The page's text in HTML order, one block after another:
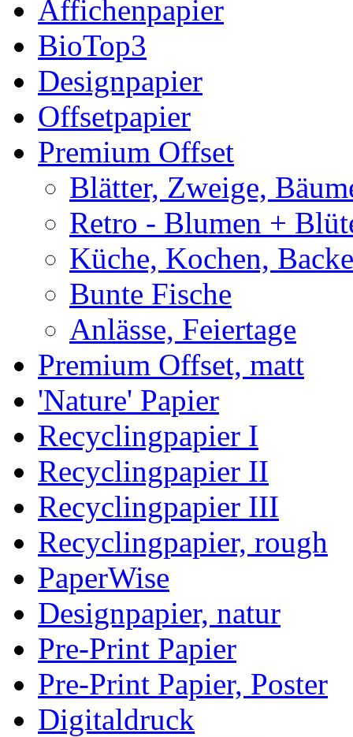
Affichenpapier
BioTop3
Designpapier
Offsetpapier
Premium Offset
Blätter, Zweige,
Retro - Blumen +
Küche, Kochen,
Bunte Fische
Anlässe, Feiertage
Premium Offset, matt
'Nature' Papier
Recyclingpapier I
Recyclingpapier II
Recyclingpapier III
Recyclingpapier, rough
PaperWise
Designpapier, natur
Pre-Print Papier
Pre-Print Papier, Poster
Digitaldruck